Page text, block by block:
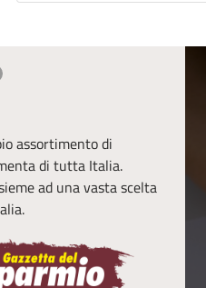
assortimento di
di tutta Italia.
ad una vasta scelta